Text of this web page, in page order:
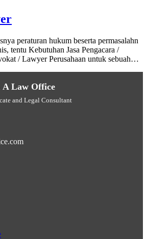
peraturan hukum beserta permasalahn
tentu Kebutuhan Jasa Pengacara /
/ Lawyer Perusahaan untuk sebuah…
A Law Office
and Legal Consultant